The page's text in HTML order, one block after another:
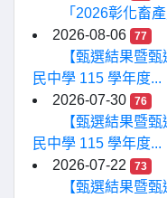
「2026彰化畜
2026-08-06
77
【甄選結果暨
民中學 115 學年度...
2026-07-30
76
【甄選結果暨
民中學 115 學年度...
2026-07-22
73
【甄選結果暨